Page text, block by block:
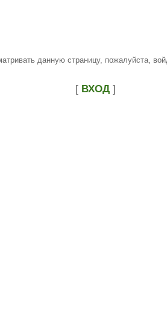
данную страницу, пожалуйста,
[ ВХОД ]